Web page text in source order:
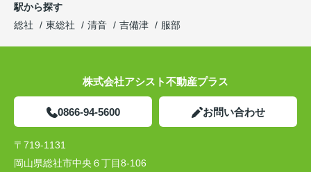
駅から探す
総社
東総社 清音 吉備津 服部
株式会社アシスト不動産プラス
0866-94-5600 お問い合わせ
〒719-1131
岡山県総社市中央６丁目8-106